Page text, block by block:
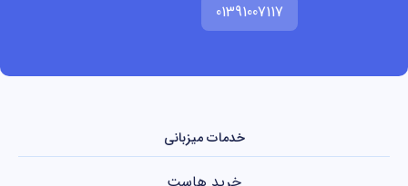
01391007117
خدمات میزبانی